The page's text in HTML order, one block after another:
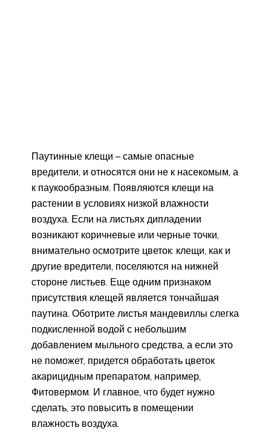
Паутинные клещи – самые опасные
вредители, и относятся они не к насекомым, а
к паукообразным. Появляются клещи на
растении в условиях низкой влажности
воздуха. Если на листьях дипладении
возникают коричневые или черные точки,
внимательно осмотрите цветок: клещи, как и
другие вредители, поселяются на нижней
стороне листьев. Еще одним признаком
присутствия клещей является тончайшая
паутина. Оботрите листья мандевиллы слегка
подкисленной водой с небольшим
добавлением мыльного средства, а если это
не поможет, придется обработать цветок
акарицидным препаратом, например,
Фитовермом. И главное, что будет нужно
сделать, это повысить в помещении
влажность воздуха.